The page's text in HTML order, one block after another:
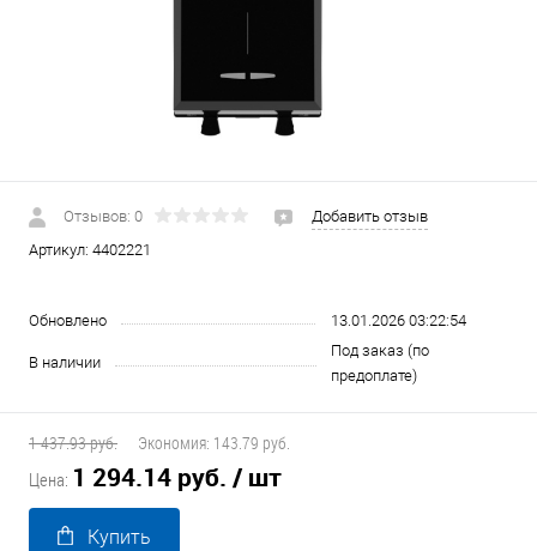
Отзывов: 0
Добавить отзыв
Артикул: 4402221
Обновлено 13.01.2026 03:22:54
В наличии
Под заказ (по
предоплате)
1 437.93 руб. Экономия: 143.79 руб.
Цена: 1 294.14 руб. / шт
Купить